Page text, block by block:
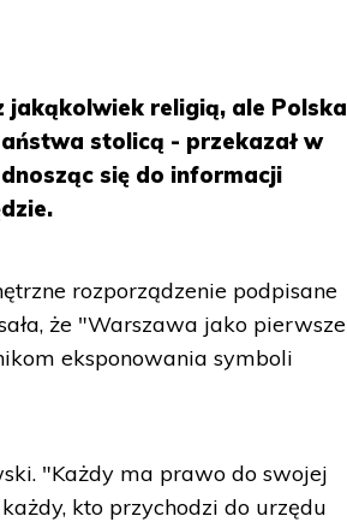
jakąkolwiek religią, ale Polska
stolicą - przekazał w
się do informacji
rozporządzenie podpisane
że "Warszawa jako pierwsze
eksponowania symboli
"Każdy ma prawo do swojej
kto przychodzi do urzędu